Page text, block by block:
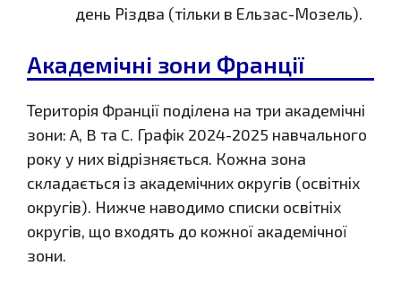
день Різдва (тільки в Ельзас-Мозель).
Академічні зони Франції
Територія Франції поділена на три академічні
зони: A, B та C. Графік 2024-2025 навчального
року у них відрізняється. Кожна зона
складається із академічних округів (освітніх
округів). Нижче наводимо списки освітніх
округів, що входять до кожної академічної
зони.